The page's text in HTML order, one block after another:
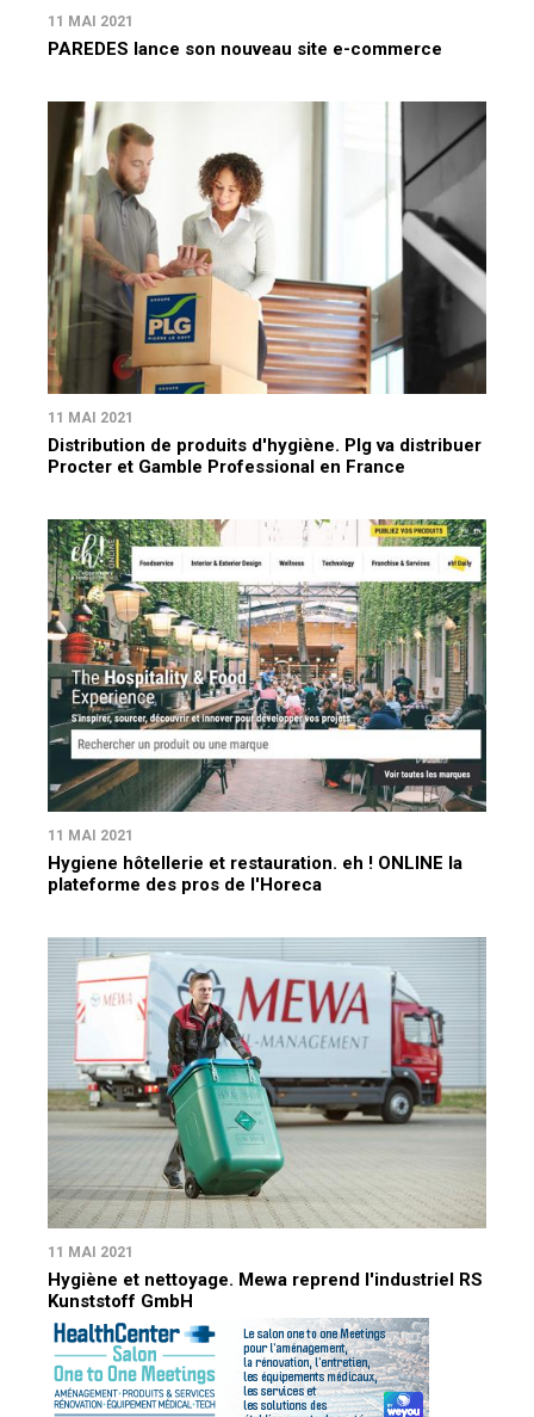
11 MAI 2021
PAREDES lance son nouveau site e-commerce
11 MAI 2021
Distribution de produits d'hygiène. Plg va distribuer
Procter et Gamble Professional en France
11 MAI 2021
Hygiene hôtellerie et restauration. eh ! ONLINE la
plateforme des pros de l'Horeca
11 MAI 2021
Hygiène et nettoyage. Mewa reprend l'industriel RS
Kunststoff GmbH